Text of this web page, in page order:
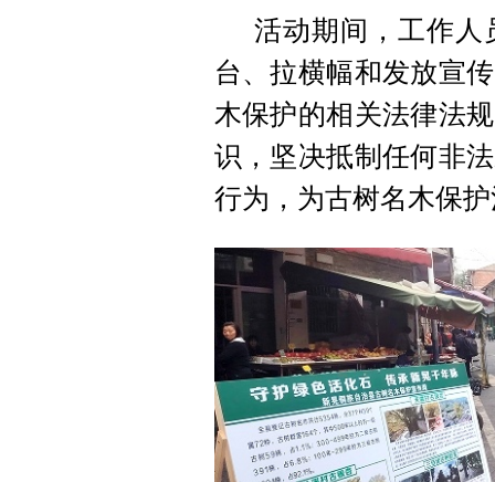
活动期间，工作人
台、拉横幅和发放宣
木保护的相关法律法
识，坚决抵制任何非
行为，为古树名木保